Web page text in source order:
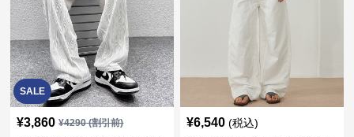
SALE
¥3,860 ¥4290(割引前) ¥6,540 (税込)